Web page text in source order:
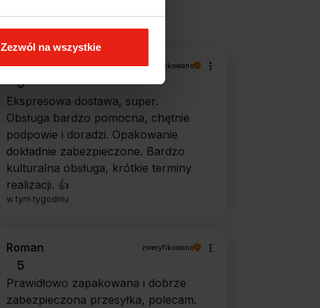
Zezwól na wszystkie
Piotr zweryfikowano
5
Ekspresowa dostawa, super.
Obsługa bardzo pomocna, chętnie
podpowie i doradzi. Opakowanie
dokładnie zabezpieczone. Bardzo
kulturalna obsługa, krótkie terminy
realizacji. 👍️
w tym tygodniu
Roman zweryfikowano
5
Prawidłowo zapakowana i dobrze
zabezpieczona przesyłka, polecam.